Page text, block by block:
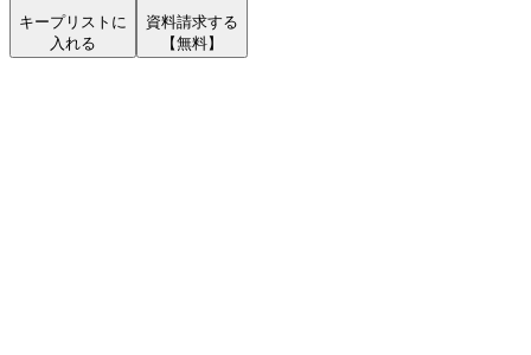
キープリストに
入れる
資料請求する
【無料】